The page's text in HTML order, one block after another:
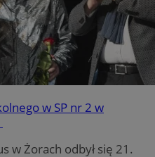
w Żorach odbył się 21.